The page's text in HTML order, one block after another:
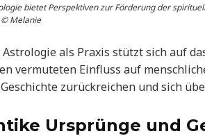
bietet Perspektiven zur Förderung der
© Melanie
Astrologie als Praxis stützt sich auf
vermuteten Einfluss auf
zurückreichen und sich
Ursprünge und